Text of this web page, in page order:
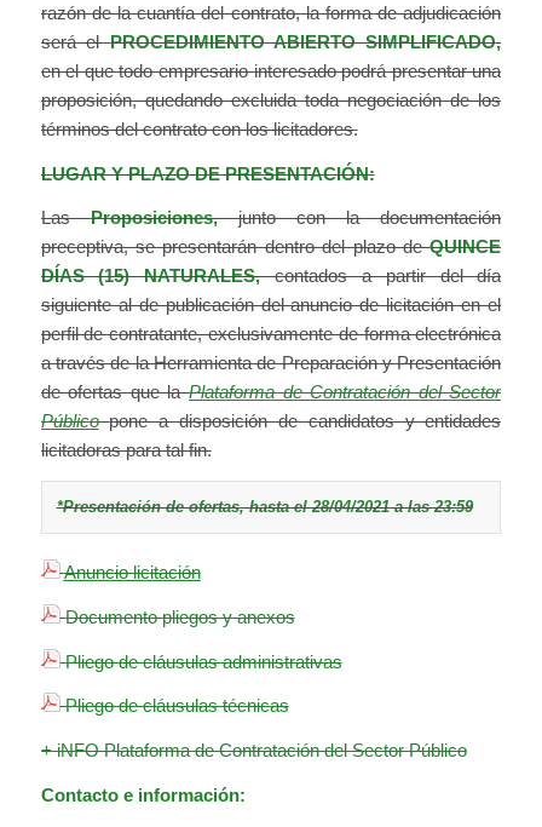
razón de la cuantía del contrato, la forma de adjudicación
será elPROCEDIMIENTO ABIERTO SIMPLIFICADO,
en el que todo empresario interesado podrá presentar una
proposición, quedando excluida toda negociación de los
términos del contrato con los licitadores.
LUGAR Y PLAZO DE PRESENTACIÓN:
LasProposiciones,junto con la documentación
preceptiva, se presentarán dentro del plazo deQUINCE
DÍAS (15) NATURALES,contados a partir del día
siguiente al de publicación del anuncio de licitación en el
perfil de contratante, exclusivamente de forma electrónica
a través de la Herramienta de Preparación y Presentación
de ofertas que laPlataforma de Contratación del Sector
Público pone a disposición de candidatos y entidades
licitadoras para tal fin.
*Presentación de ofertas, hasta el 28/04/2021 a las 23:59
Anuncio licitación
Documento pliegos y anexos
Pliego de cláusulas administrativas
Pliego de cláusulas técnicas
+ iNFO Plataforma de Contratación del Sector Público
Contacto e información: